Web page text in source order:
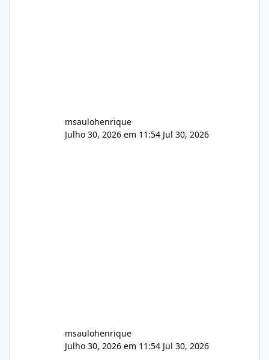
msaulohenrique
Julho 30, 2026 em 11:54 Jul 30, 2026
msaulohenrique
Julho 30, 2026 em 11:54 Jul 30, 2026